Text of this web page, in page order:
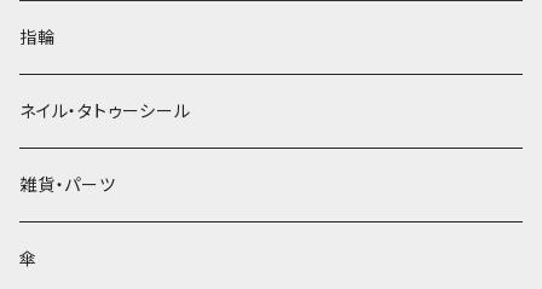
指輪
ネイル・タトゥーシール
雑貨・パーツ
傘